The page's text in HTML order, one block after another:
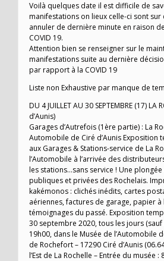
Voilà quelques date il est difficile de
manifestations on lieux celle-ci sont sur
annuler de dernière minute en raison
COVID 19.
Attention bien se renseigner sur le
manifestations suite au dernière
par rapport à la COVID 19
Liste non Exhaustive par manque de
DU 4 JUILLET AU 30 SEPTEMBRE (17) LA
d’Aunis)
Garages d’Autrefois (1ère partie) : La
Automobile de Ciré d’Aunis Exposition
aux Garages & Stations-service de La
l’Automobile à l’arrivée des
les stations…sans service ! Une
publiques et privées des Rochelais.
kakémonos : clichés inédits, cartes
aériennes, factures de garage, papier
témoignages du passé. Exposition
30 septembre 2020, tous les jours
19h00, dans le Musée de l’Automobile
de Rochefort – 17290 Ciré d’Aunis
l’Est de La Rochelle – Entrée du musée